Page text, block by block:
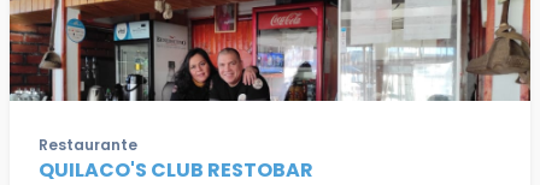
Restaurante
QUILACO'S CLUB RESTOBAR